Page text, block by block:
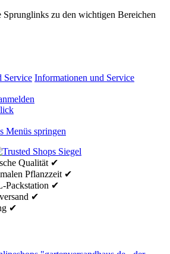
zu den wichtigen Bereichen
Service Informationen und Service
Menüs springen
Qualität ✔
Pflanzzeit ✔
Packstation ✔
✔
✔